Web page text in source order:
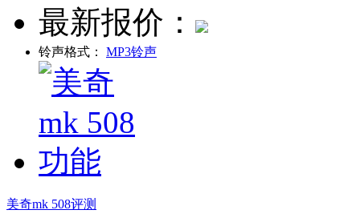
最新报价：
铃声格式： MP3铃声
美奇mk 508评测